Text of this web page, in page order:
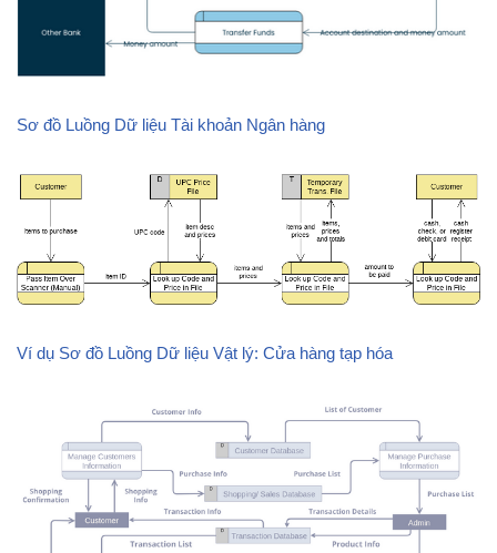
Sơ đồ Luồng Dữ liệu Tài khoản Ngân hàng
Ví dụ Sơ đồ Luồng Dữ liệu Vật lý: Cửa hàng tạp hóa